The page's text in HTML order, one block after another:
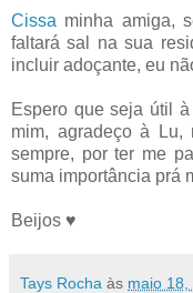
Cissa minha amiga,
faltará sal na sua
incluir adoçante, eu
Espero que seja útil
mim, agradeço à
sempre, por ter me
suma importância prá
Beijos ♥
Tays Rocha às maio 18,